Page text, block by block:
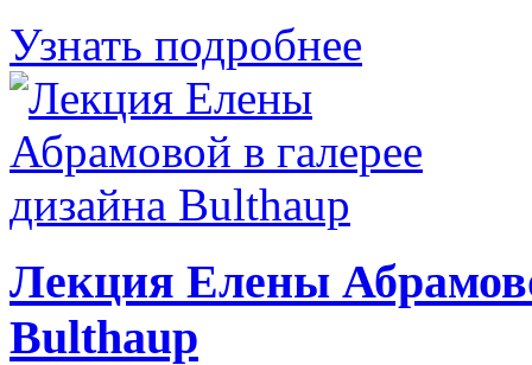
Узнать подробнее
Лекция Елены
Bulthaup